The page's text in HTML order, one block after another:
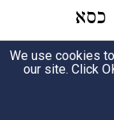
כסא
We use cookies
our site. Click